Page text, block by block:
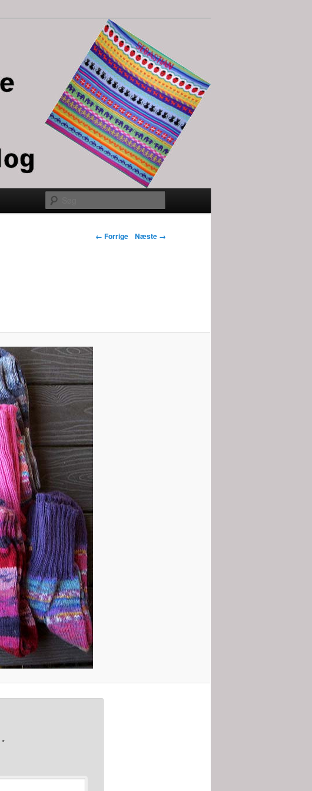
Billednavigation
← Forrige Næste →
*